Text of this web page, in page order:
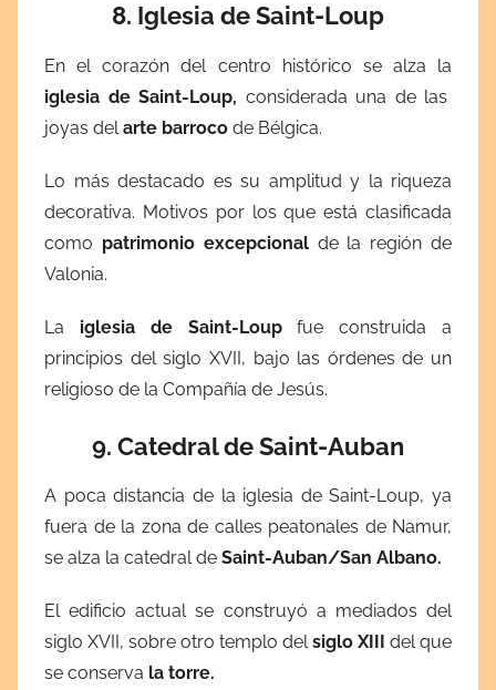
8. Iglesia de Saint-Loup
En el corazón del centro histórico se alza la
iglesia de Saint-Loup, considerada una de las
joyas del arte barroco de Bélgica.
Lo más destacado es su amplitud y la riqueza
decorativa. Motivos por los que está clasificada
como patrimonio excepcionalde la región de
Valonia.
La iglesia de Saint-Loupfue construida a
principios del siglo XVII, bajo las órdenes de un
religioso de la Compañía de Jesús.
9. Catedral de Saint-Auban
A poca distancia de la iglesia de Saint-Loup, ya
fuera de la zona de calles peatonales de Namur,
se alza la catedral de Saint-Auban/San Albano.
El edificio actual se construyó a mediados del
siglo XVII, sobre otro templo delsiglo XIII del que
se conserva la torre.